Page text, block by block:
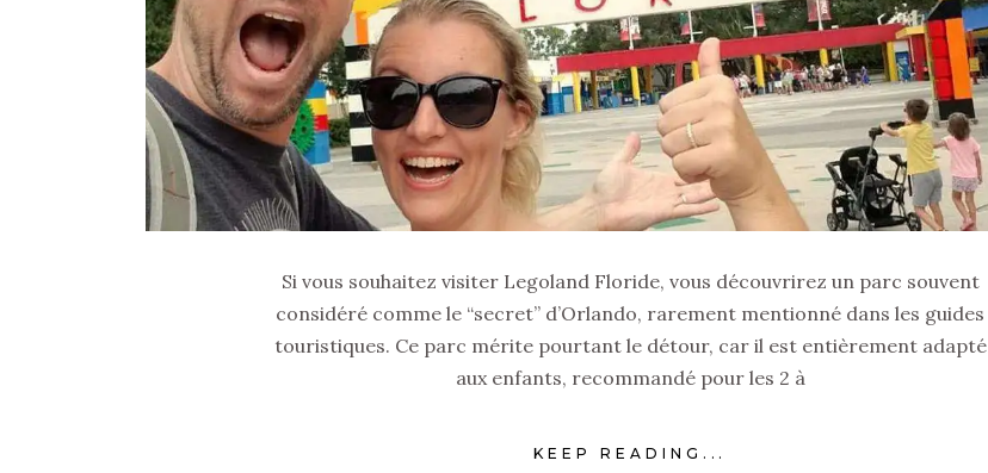
Si vous souhaitez visiter Legoland Floride, vous découvrirez un parc souvent
considéré comme le “secret” d’Orlando, rarement mentionné dans les guides
touristiques. Ce parc mérite pourtant le détour, car il est entièrement adapté
aux enfants, recommandé pour les 2 à
KEEP READING...